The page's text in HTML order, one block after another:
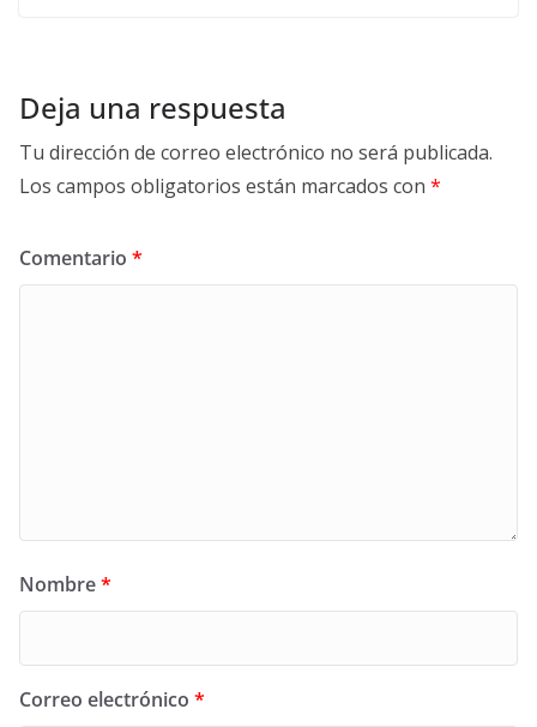
Deja una respuesta
Tu dirección de correo electrónico no será publicada.
Los campos obligatorios están marcados con *
Comentario *
Nombre*
Correo electrónico *